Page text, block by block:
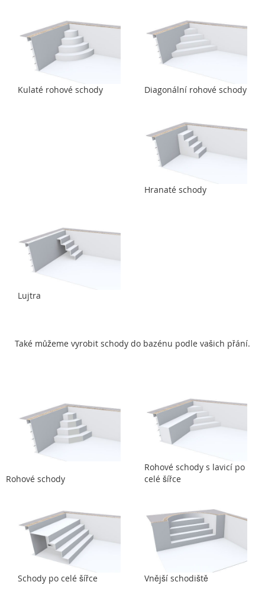
Kulaté rohové schody Diagonální rohové schody
Hranaté schody
Lujtra
Také můžeme vyrobit schody do bazénu podle vašich přání.
Rohové schody
Rohové schody s lavicí po
celé šířce
Schody po celé šířce Vnější schodiště